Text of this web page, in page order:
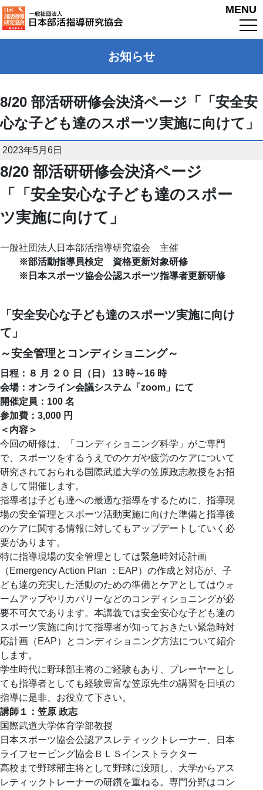
MENU
お知らせ
8/20 部活研研修会決済ページ「「安全安
心な子ども達のスポーツ実施に向けて」
2023年5月6日
8/20 部活研研修会決済ページ
「「安全安心な子ども達のスポー
ツ実施に向けて」
一般社団法人日本部活指導研究協会 主催
※部活動指導員検定 資格更新対象研修
※日本スポーツ協会公認スポーツ指導者更新研修
「安全安心な子ども達のスポーツ実施に向け
て」
～安全管理とコンディショニング～
日程：８ 月 ２０ 日（日） 13 時～16 時
会場：オンライン会議システム「zoom」にて
開催定員：100 名
参加費：3,000 円
＜内容＞
今回の研修は、「コンディショニング科学」がご専門
で、スポーツをするうえでのケガや疲労のケアについて
研究されておられる国際武道大学の笠原政志教授をお招
きして開催します。
指導者は子ども達への最適な指導をするために、指導現
場の安全管理とスポーツ活動実施に向けた準備と指導後
のケアに関する情報に対してもアップデートしていく必
要があります。
特に指導現場の安全管理としては緊急時対応計画
（Emergency Action Plan ：EAP）の作成と対応が、子
ども達の充実した活動のための準備とケアとしてはウォ
ームアップやリカバリーなどのコンディショニングが必
要不可欠であります。本講義では安全安心な子ども達の
スポーツ実施に向けて指導者が知っておきたい緊急時対
応計画（EAP）とコンディショニング方法について紹介
します。
学生時代に野球部主将のご経験もあり、プレーヤーとし
ても指導者としても経験豊富な笠原先生の講習を日頃の
指導に是非、お役立て下さい。
講師１：笠原 政志
国際武道大学体育学部教授
日本スポーツ協会公認アスレティックトレーナー、日本
ライフセービング協会ＢＬＳインストラクター
高校まで野球部主将として野球に没頭し、大学からアス
レティックトレーナーの研鑽を重ねる。専門分野はコン